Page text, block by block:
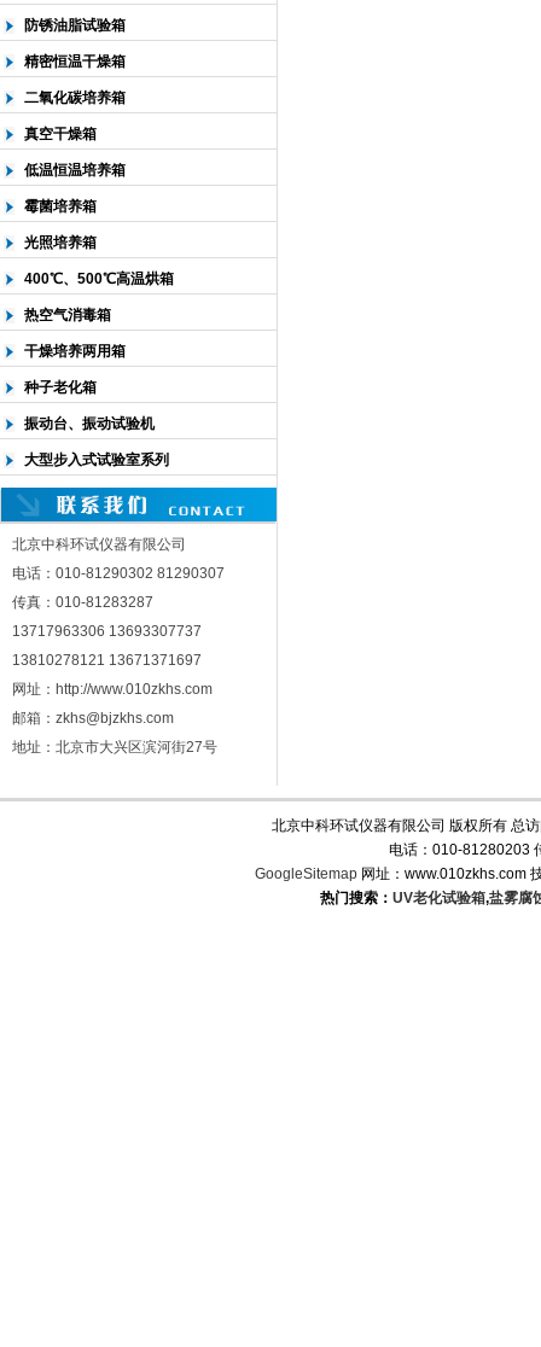
防锈油脂试验箱
精密恒温干燥箱
二氧化碳培养箱
真空干燥箱
低温恒温培养箱
霉菌培养箱
光照培养箱
400℃、500℃高温烘箱
热空气消毒箱
干燥培养两用箱
种子老化箱
振动台、振动试验机
大型步入式试验室系列
北京中科环试仪器有限公司
电话：010-81290302 81290307
传真：010-81283287
13717963306 13693307737
13810278121 13671371697
网址：http://www.010zkhs.com
邮箱：zkhs@bjzkhs.com
地址：北京市大兴区滨河街27号
北京中科环试仪器有限公司 版权所有 总
电话：010-81280203
GoogleSitemap 网址：www.010zkhs.com
热门搜索： UV老化试验箱,盐雾腐